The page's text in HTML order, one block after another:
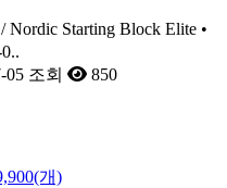
Starting Block Elite •
05 조회
850
개)